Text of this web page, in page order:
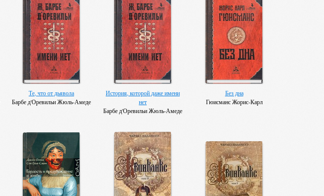
Те, что от дьявола
Барбе д'Оревильи Жюль-Амеде
История, которой даже имени
нет
Барбе д'Оревильи Жюль-Амеде
Без дна
Гюисманс Жорис-Карл